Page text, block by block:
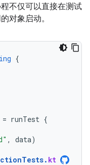
不仅可以直接在测试
对象启动。
{
= runTest {
, data)
. kt